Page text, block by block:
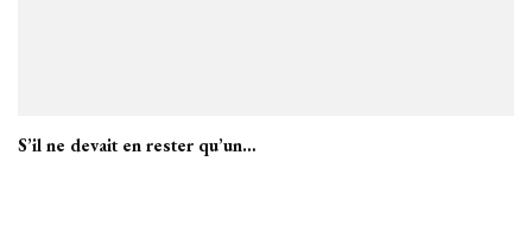
S’il ne devait en rester qu’un…